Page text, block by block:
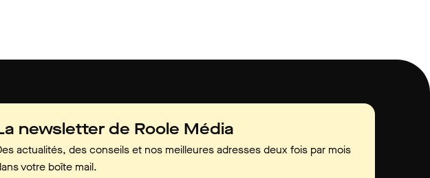
newsletter de Roole Média
actualités, des conseils et nos meilleures adresses deux fois par mois
votre boîte mail.